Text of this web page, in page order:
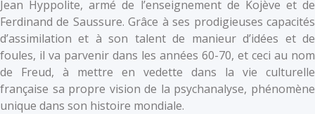
Jean Hyppolite, armé de l’enseignement de Kojève et de
Ferdinand de Saussure. Grâce à ses prodigieuses capacités
d’assimilation et à son talent de manieur d’idées et de
foules, il va parvenir dans les années 60-70, et ceci au nom
de Freud, à mettre en vedette dans la vie culturelle
française sa propre vision de la psychanalyse, phénomène
unique dans son histoire mondiale.